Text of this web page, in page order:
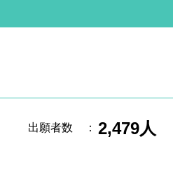
出願者数 ： 2,479人